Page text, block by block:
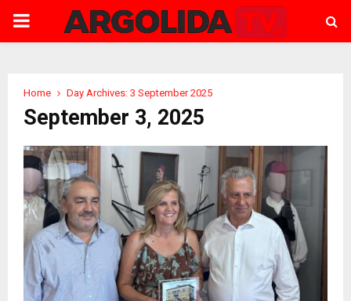
PRIMARY
Home Day Archives: 3 September 2025
September 3, 2025